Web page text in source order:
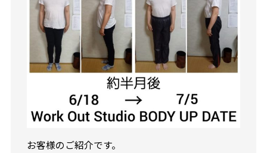
お客様のご紹介です。